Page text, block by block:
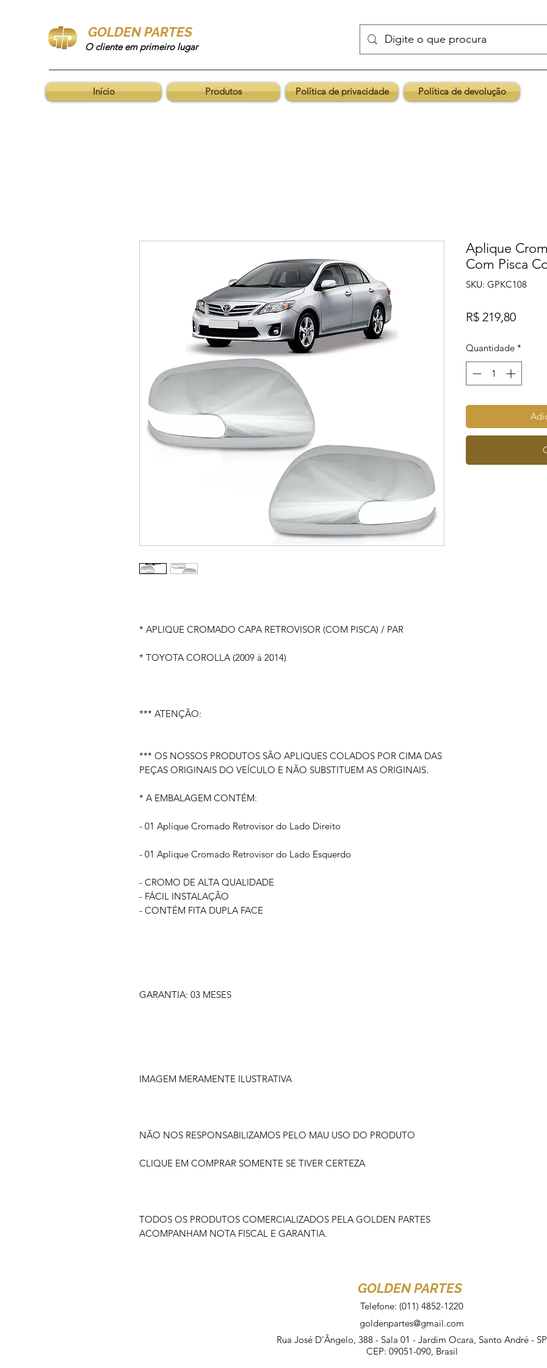
GOLDEN PARTES
O cliente em primeiro lugar
Início Produtos Política de privacidade Política de devolução
* APLIQUE CROMADO CAPA RETROVISOR (COM PISCA) / PAR
* TOYOTA COROLLA (2009 à 2014)
*** ATENÇÃO:
*** OS NOSSOS PRODUTOS SÃO APLIQUES COLADOS POR CIMA DAS
PEÇAS ORIGINAIS DO VEÍCULO E NÃO SUBSTITUEM AS ORIGINAIS.
* A EMBALAGEM CONTÉM:
- 01 Aplique Cromado Retrovisor do Lado Direito
- 01 Aplique Cromado Retrovisor do Lado Esquerdo
- CROMO DE ALTA QUALIDADE
- FÁCIL INSTALAÇÃO
- CONTÉM FITA DUPLA FACE
GARANTIA: 03 MESES
IMAGEM MERAMENTE ILUSTRATIVA
NÃO NOS RESPONSABILIZAMOS PELO MAU USO DO PRODUTO
CLIQUE EM COMPRAR SOMENTE SE TIVER CERTEZA
TODOS OS PRODUTOS COMERCIALIZADOS PELA GOLDEN PARTES
ACOMPANHAM NOTA FISCAL E GARANTIA.
Aplique
Com Pisca
SKU: GPKC108
R$ 219,80Preço
Quantidade *
GOLDEN PARTES
Telefone: (011) 4852-1220
goldenpartes@gmail.com
Rua José D'Ângelo, 388 - Sala 01 - Jardim Ocara, Santo André - SP
CEP: 09051-090, Brasil